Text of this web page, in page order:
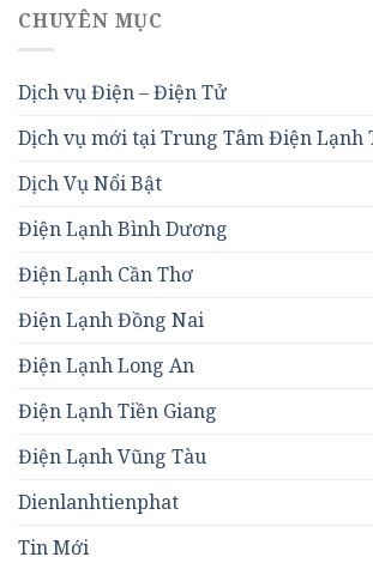
CHUYÊN MỤC
Dịch vụ Điện – Điện Tử
Dịch vụ mới tại Trung Tâm Điện Lạnh
Dịch Vụ Nổi Bật
Điện Lạnh Bình Dương
Điện Lạnh Cần Thơ
Điện Lạnh Đồng Nai
Điện Lạnh Long An
Điện Lạnh Tiền Giang
Điện Lạnh Vũng Tàu
Dienlanhtienphat
Tin Mới